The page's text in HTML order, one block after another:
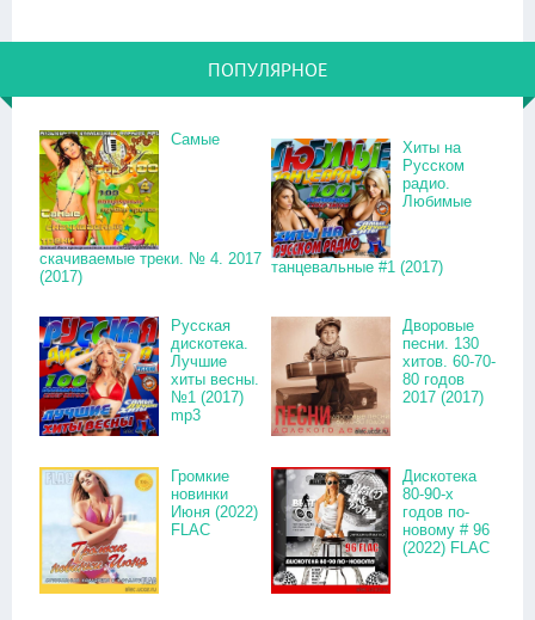
ПОПУЛЯРНОЕ
Самые
скачиваемые треки. № 4. 2017
(2017)
Хиты на
Русском
радио.
Любимые
танцевальные #1 (2017)
Русская
дискотека.
Лучшие
хиты весны.
№1 (2017)
mp3
Дворовые
песни. 130
хитов. 60-70-
80 годов
2017 (2017)
Громкие
новинки
Июня (2022)
FLAC
Дискотека
80-90-х
годов по-
новому # 96
(2022) FLAC